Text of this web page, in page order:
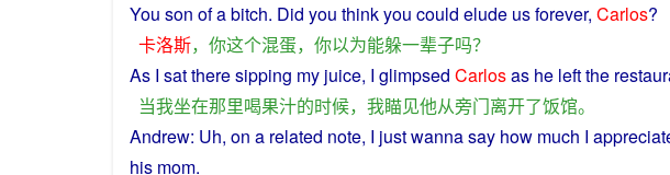
You son of abitch. Did you thinkyou could elude usforever, Carlos?
卡洛斯， 你这个混蛋， 你以为能躲一辈子吗？
As I sattheresipping my juice, I glimpsed Carlosas he leftthe
当我坐在那里喝果汁的时候， 我瞄见他从旁门离开了饭馆。
Andrew: Uh, on a related note, I justwannasay how much I
his mom.